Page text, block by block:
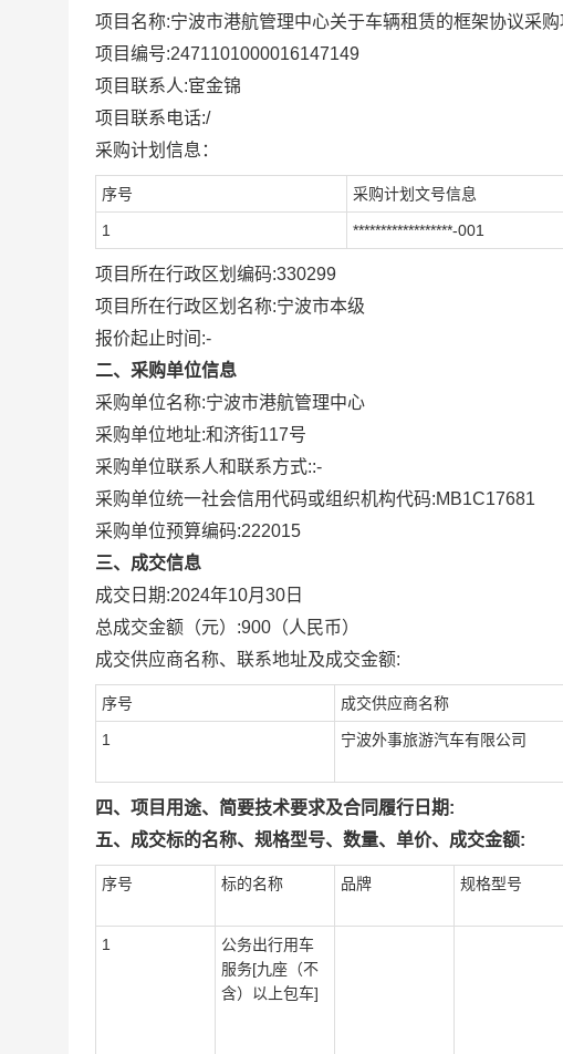
项目名称:宁波市港航管理中心关于车辆租赁的框架协议采购
项目编号:2471101000016147149
项目联系人:宦金锦
项目联系电话:/
采购计划信息：
序号 采购计划文号信息
1 ******************-001
项目所在行政区划编码:330299
项目所在行政区划名称:宁波市本级
报价起止时间:-
二、采购单位信息
采购单位名称:宁波市港航管理中心
采购单位地址:和济街117号
采购单位联系人和联系方式::-
采购单位统一社会信用代码或组织机构代码:MB1C17681
采购单位预算编码:222015
三、成交信息
成交日期:2024年10月30日
总成交金额（元）:900 （人民币）
成交供应商名称、联系地址及成交金额:
序号 成交供应商名称
1 宁波外事旅游汽车有限公司
四、项目用途、简要技术要求及合同履行日期:
五、成交标的名称、规格型号、数量、单价、成交金额:
序号 标的名称 品牌 规格型号
1
公务出行用车
服务[九座（不
含）以上包车]